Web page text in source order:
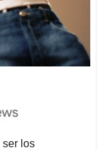
ser los